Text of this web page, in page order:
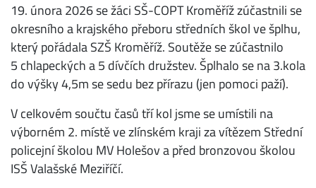
19. února 2026 se žáci SŠ-COPT Kroměříž zúčastnili se
okresního a krajského přeboru středních škol ve šplhu,
který pořádala SZŠ Kroměříž. Soutěže se zúčastnilo
5 chlapeckých a 5 dívčích družstev. Šplhalo se na 3.kola
do výšky 4,5m se sedu bez přírazu (jen pomoci paží).
V celkovém součtu časů tří kol jsme se umístili na
výborném 2. místě ve zlínském kraji za vítězem Střední
policejní školou MV Holešov a před bronzovou školou
ISŠ Valašské Meziříčí.